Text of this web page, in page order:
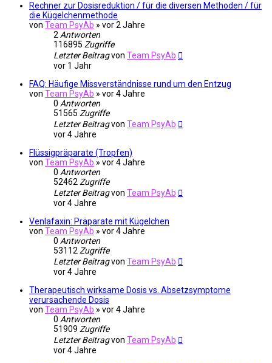
Rechner zur Dosisreduktion / für die diversen Methoden / für
die Kügelchenmethode
von Team PsyAb » vor 2 Jahre
2 Antworten
116895 Zugriffe
Letzter Beitragvon Team PsyAb
vor 1 Jahr
FAQ: Häufige Missverständnisse rund um den Entzug
von Team PsyAb » vor 4 Jahre
0 Antworten
51565 Zugriffe
Letzter Beitragvon Team PsyAb
vor 4 Jahre
Flüssigpräparate (Tropfen)
von Team PsyAb » vor 4 Jahre
0 Antworten
52462 Zugriffe
Letzter Beitragvon Team PsyAb
vor 4 Jahre
Venlafaxin: Präparate mit Kügelchen
von Team PsyAb » vor 4 Jahre
0 Antworten
53112 Zugriffe
Letzter Beitragvon Team PsyAb
vor 4 Jahre
Therapeutisch wirksame Dosis vs. Absetzsymptome
verursachende Dosis
von Team PsyAb » vor 4 Jahre
0 Antworten
51909 Zugriffe
Letzter Beitragvon Team PsyAb
vor 4 Jahre